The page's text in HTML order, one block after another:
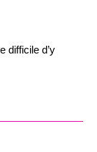
difficile d’y